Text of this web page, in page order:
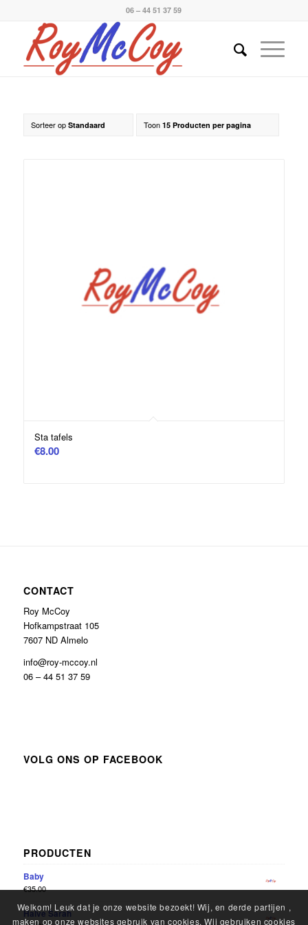
06 – 44 51 37 59
Sorteer op Standaard Toon 15 Producten per pagina
Sta tafels
€8.00
CONTACT
Roy McCoy
Hofkampstraat 105
7607 ND Almelo
info@roy-mccoy.nl
06 – 44 51 37 59
VOLG ONS OP FACEBOOK
PRODUCTEN
Baby
€35.00
Halve Sarah
Welkom! Leuk dat je onze website bezoekt! Wij, en derde partijen ,
maken op onze websites gebruik van cookies. Wij gebruiken cookies